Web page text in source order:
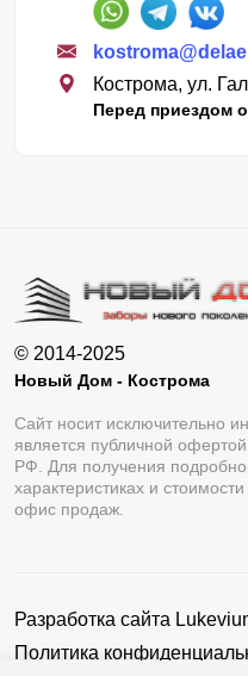
Кострома, ул.
Перед приездом
© 2014-2025
Новый Дом - Кострома
Сайт носит исключительно
является публичной
РФ. Для получения
характеристиках и
офис продаж.
Разработка сайта
Политика